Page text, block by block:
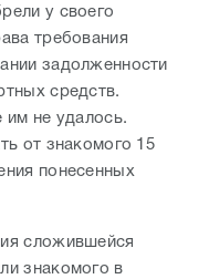
у своего
требования
задолженности
средств.
им не удалось.
от знакомого 15
понесенных
сложившейся
знакомого в